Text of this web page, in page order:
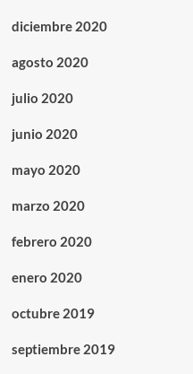
diciembre 2020
agosto 2020
julio 2020
junio 2020
mayo 2020
marzo 2020
febrero 2020
enero 2020
octubre 2019
septiembre 2019